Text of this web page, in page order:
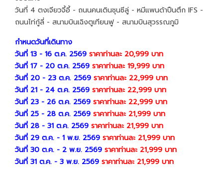
วันที่ 4 ตงเจียวจี้อี้ - ถนนคนเดินชุนซีลู่ - หมีแพนด้าปืนตึก IFS -
ถนนไท่กู้ลี่ - สนามบินเฉิงตูเทียนฟู - สนามบินสุวรรณภูมิ
กำหนดวันที่เดินทาง
วันที่ 13 - 16 ต.ค. 2569 ราคาท่านละ 20,999 บาท
วันที่ 17 - 20 ต.ค. 2569 ราคาท่านละ 19,999 บาท
วันที่ 20 - 23 ต.ค. 2569 ราคาท่านละ 22,999 บาท
วันที่ 21 - 24 ต.ค. 2569 ราคาท่านละ 22,999 บาท
วันที่ 23 - 26 ต.ค. 2569 ราคาท่านละ 22,999 บาท
วันที่ 25 - 28 ต.ค. 2569 ราคาท่านละ 21,999 บาท
วันที่ 28 - 31 ต.ค. 2569 ราคาท่านละ 21,999 บาท
วันที่ 29 ต.ค. - 1 พ.ย. 2569 ราคาท่านละ 21,999 บาท
วันที่ 30 ต.ค. - 2 พ.ย. 2569 ราคาท่านละ 21,999 บาท
วันที่ 31 ต.ค. - 3 พ.ย. 2569 ราคาท่านละ 21,999 บาท